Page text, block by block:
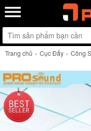
Trang chủ Cục Đẩy Công